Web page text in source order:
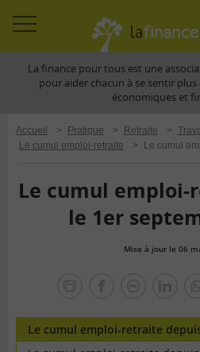
àLa finance pour tous est une
pour aider chacun à se sentir plus
économiques et
Accueil > Pratique > Retraite >
Le cumul emploi-retraite
>
Le cumul
le 1er
Mise à jour le 06
tous
Le cumul emploi-retraite